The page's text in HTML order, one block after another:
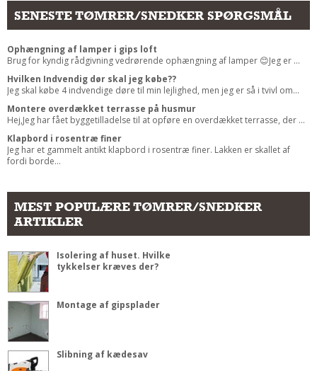
SENESTE TØMRER/SNEDKER SPØRGSMÅL
Ophængning af lamper i gips loft
Brug for kyndig rådgivning vedrørende ophængning af lamper 😊Jeg er ...
Hvilken Indvendig dør skal jeg købe??
Jeg skal købe 4 indvendige døre til min lejlighed, men jeg er så i tvivl om...
Montere overdækket terrasse på husmur
Hej,Jeg har fået byggetilladelse til at opføre en overdækket terrasse, der ...
Klapbord i rosentræ finer
Jeg har et gammelt antikt klapbord i rosentræ finer. Lakken er skallet af
fordi borde...
MEST POPULÆRE TØMRER/SNEDKER
ARTIKLER
Isolering af huset. Hvilke
tykkelser kræves der?
Montage af gipsplader
Slibning af kædesav